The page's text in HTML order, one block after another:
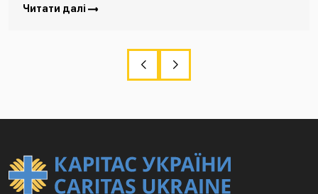
Читати далі